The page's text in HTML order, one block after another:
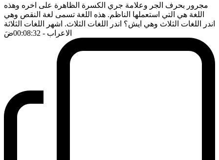
مجرور بحرف الجر وعلامة جري الكسرة الظاهرة على اخره وهذه
اللغة هي التي استعملها الناظم. هذه اللغة تسمى لغة النقص وهي
اندر اللغات الثلاث وهي ايش؟ اندر اللغات الثلاث. اشهر اللغات الثلاثة
الاعراب - 00:08:32 ضَ